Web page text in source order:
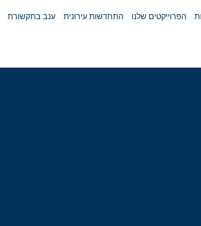
הפרוייקטים שלנו התחדשות עירונית ענב בתקשורת